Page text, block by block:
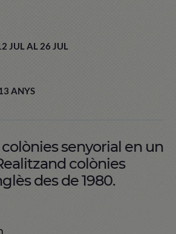
JUL AL 26 JUL
ANYS
colònies senyorial en un
colònies
des de 1980.